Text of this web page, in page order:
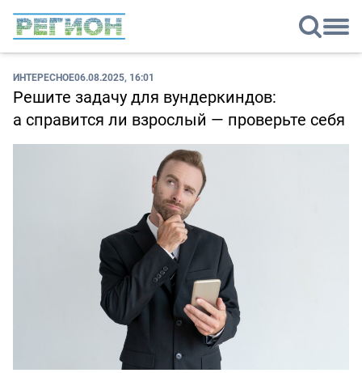
ИНТЕРЕСНОЕ06.08.2025, 16:01
Решите задачу для вундеркиндов:
а справится ли взрослый — проверьте себя